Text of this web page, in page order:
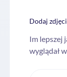
Dodaj
Im lepszej
wyglądał